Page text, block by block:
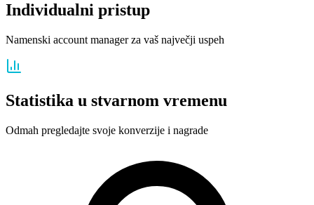
Individualni pristup
Namenski account manager za vaš največji uspeh
Statistika u stvarnom vremenu
Odmah pregledajte svoje konverzije i nagrade